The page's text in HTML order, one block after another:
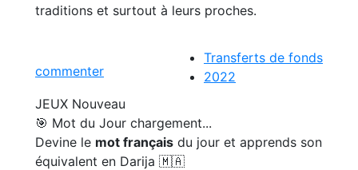
traditions et surtout à leurs proches.
commenter
Transferts de fonds
2022
JEUX Nouveau
🎯 Mot du Jour chargement...
Devine le mot français du jour et apprends son
équivalent en Darija 🇲🇦